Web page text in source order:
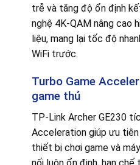
trễ và tăng độ ổn định
nghệ 4K-QAM nâng cao
liệu, mang lại tốc độ
WiFi trước.
Turbo Game
game thủ
TP-Link Archer GE230
Acceleration giúp ưu
thiết bị chơi game và
nối luôn ổn định, hạn